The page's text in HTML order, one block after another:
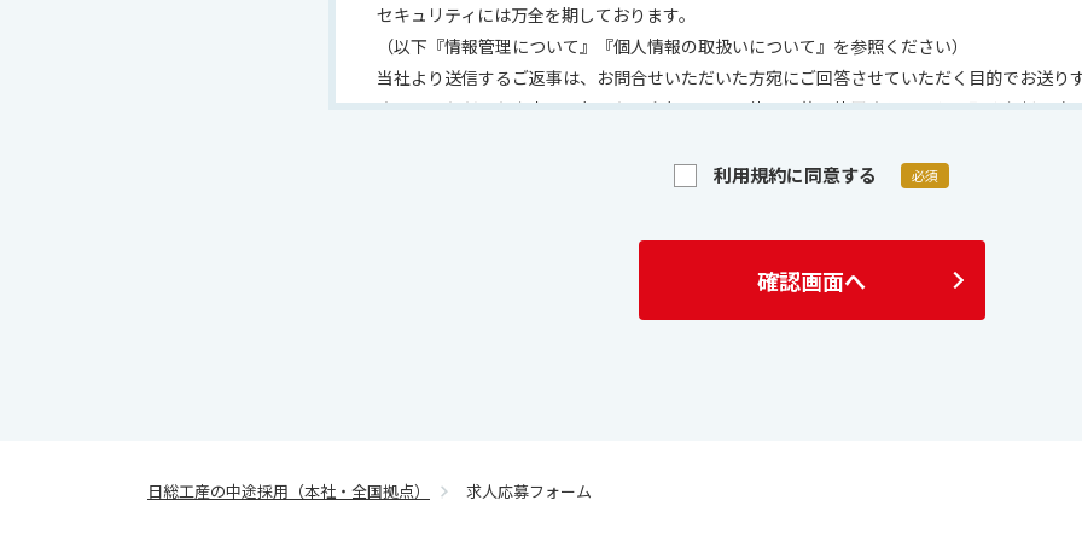
セキュリティには万全を期しております。
（以下『情報管理について』『個人情報の取扱いについて』を参照ください）
当社より送信するご返事は、お問合せいただいた方宛にご回答させていただく目的でお送り
させていただいた内容の一部または全部を、その他の目的で使用されることは堅くお断り致
ございますので、あらかじめご了承ください。
サイトポリシーにつきましては、こちらをご確認ください 「サイトポリシー」は
当サイトのご利用（これらに伴う当社または第三者の情報提供行為などを含みます）により
利用規約に同意する 必須
確認画面へ
日総工産の中途採用（本社・全国拠点） 求人応募フォーム